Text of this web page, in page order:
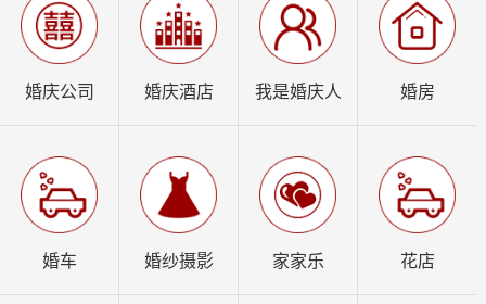
婚庆公司 婚庆酒店 我是婚庆人 婚房
婚车 婚纱摄影 家家乐 花店